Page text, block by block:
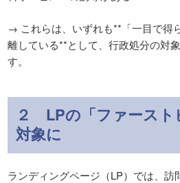
→ これらは、いずれも**「一目で得
離している**として、行政処分の対
す。
２ LPの「ファースト
対象に
ランディングページ（LP）では、訪